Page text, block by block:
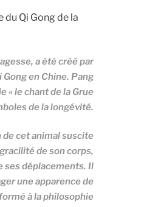
Qi Gong de la
a été créé par
en Chine. Pang
« le chant de la Grue
de la longévité.
de cet animal suscite
de son corps,
ses déplacements. Il
une apparence de
à la philosophie